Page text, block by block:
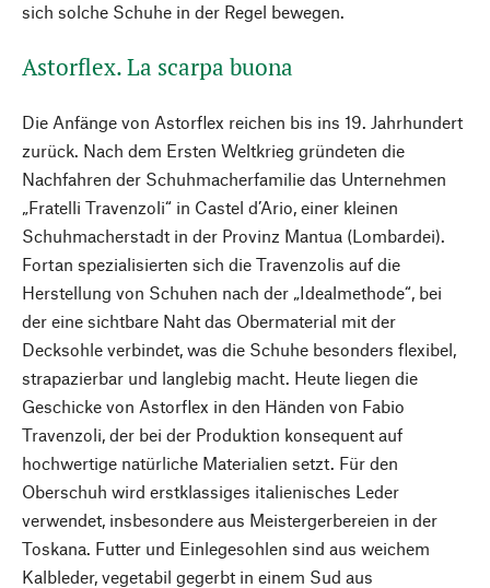
sich solche Schuhe in der Regel bewegen.
Astorflex. La scarpa buona
Die Anfänge von Astorflex reichen bis ins 19. Jahrhundert
zurück. Nach dem Ersten Weltkrieg gründeten die
Nachfahren der Schuhmacher­familie das Unternehmen
„Fratelli Travenzoli“ in Castel d’Ario, einer kleinen
Schuhmacherstadt in der Provinz Mantua (Lombardei).
Fortan spezialisierten sich die Travenzolis auf die
Herstellung von Schuhen nach der „Idealmethode“, bei
der eine sichtbare Naht das Obermaterial mit der
Decksohle verbindet, was die Schuhe besonders flexibel,
strapazierbar und langlebig macht. Heute liegen die
Geschicke von Astorflex in den Händen von Fabio
Travenzoli, der bei der Produktion konsequent auf
hochwertige natürliche Materialien setzt. Für den
Oberschuh wird erstklassiges italienisches Leder
verwendet, insbesondere aus Meistergerbereien in der
Toskana. Futter und Einlegesohlen sind aus weichem
Kalbleder, vegetabil gegerbt in einem Sud aus